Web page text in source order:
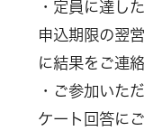
・定員に達し
申込期限の翌
に結果をご連
・ご参加いた
ケート回答に